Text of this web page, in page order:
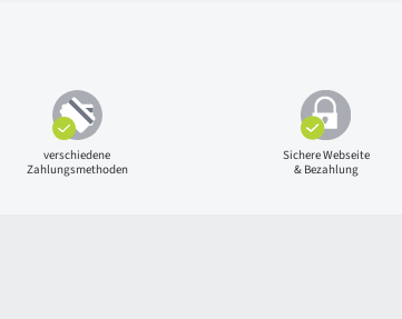
verschiedene
Zahlungsmethoden
Sichere Webseite
& Bezahlung